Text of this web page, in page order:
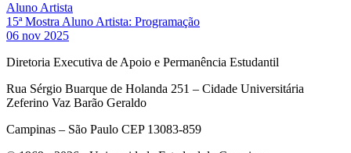
Aluno Artista
15ª Mostra Aluno Artista: Programação
06 nov 2025
Diretoria Executiva de Apoio e Permanência Estudantil
Rua Sérgio Buarque de Holanda 251 – Cidade Universitária
Zeferino Vaz Barão Geraldo
Campinas – São Paulo CEP 13083-859